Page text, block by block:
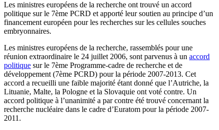
Les ministres européens de la recherche ont trouvé un accord
politique sur le 7ème PCRD et apporté leur soutien au principe d’un
financement européen pour les recherches sur les cellules souches
embryonnaires.
Les ministres européens de la recherche, rassemblés pour une
réunion extraordinaire le 24 juillet 2006, sont parvenus à un accord
politique sur le 7ème Programme-cadre de recherche et de
développement (7ème PCRD) pour la période 2007-2013. Cet
accord a recueilli une faible majorité étant donné que l’Autriche, la
Lituanie, Malte, la Pologne et la Slovaquie ont voté contre. Un
accord politique à l’unanimité a par contre été trouvé concernant la
recherche nucléaire dans le cadre d’Euratom pour la période 2007-
2011.